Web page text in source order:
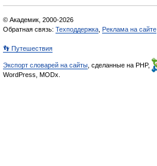
© Академик, 2000-2026
Обратная связь: Техподдержка Реклама на сайте
👣 Путешествия
Экспорт словарей на сайты , сделанные на PHP,
WordPress, MODx.